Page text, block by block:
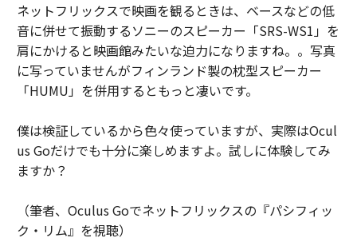
ネットフリックスで映画を観るときは、ベースなどの低
音に併せて振動するソニーのスピーカー「SRS-WS1」を
肩にかけると映画館みたいな迫力になりますね。。写真
に写っていませんがフィンランド製の枕型スピーカー
「HUMU」を併用するともっと凄いです。
僕は検証しているから色々使っていますが、実際はOcul
us Goだけでも十分に楽しめますよ。試しに体験してみ
ますか？
（筆者、Oculus Goでネットフリックスの『パシフィッ
ク・リム』を視聴）